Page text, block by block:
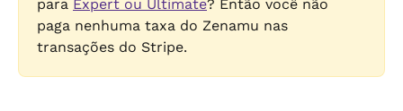
para Expert ou Ultimate? Então você não
paga nenhuma taxa do Zenamu nas
transações do Stripe.